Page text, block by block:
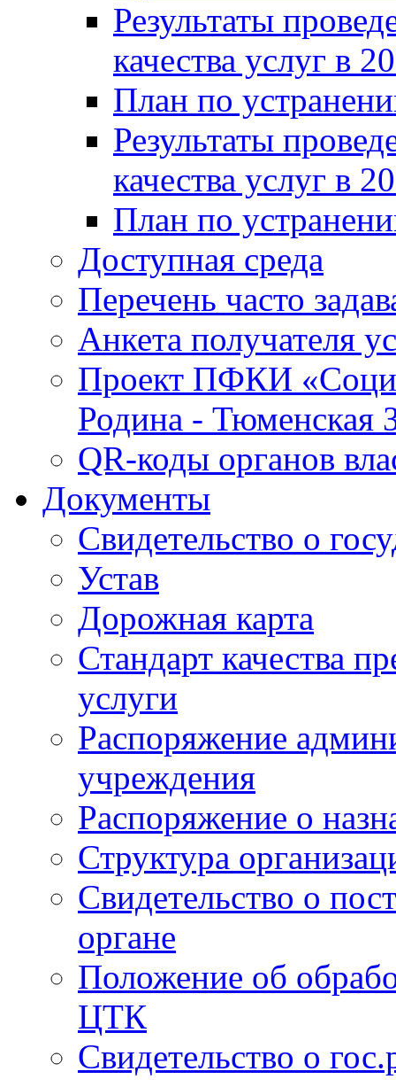
Результаты
качества услуг в
План по
Результаты
качества услуг в
План по
Доступная среда
Перечень часто
Анкета получателя
Проект ПФКИ
Родина - Тюменская
QR-коды органов
Документы
Свидетельство о
Устав
Дорожная карта
Стандарт качества
услуги
Распоряжение
учреждения
Распоряжение о
Структура
Свидетельство о
органе
Положение об
ЦТК
Свидетельство о